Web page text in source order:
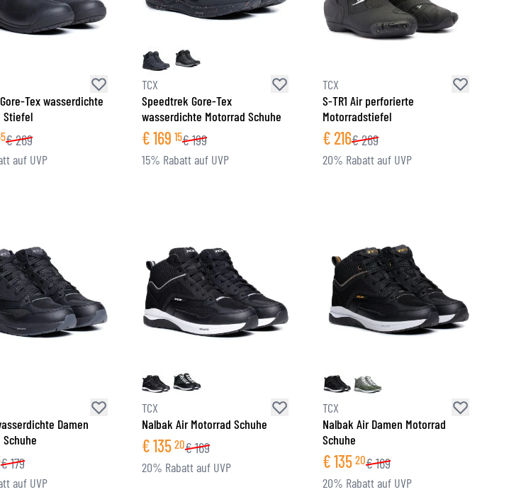
BRILLE
TASCHEN
SCHUHWAREN
Tex wasserdichte
Stiefel
€269
auf UVP
TCX
Speedtrek Gore-Tex
wasserdichte Motorrad Schuhe
€169 15€199
15% Rabatt auf UVP
TCX
S-TR1 Air perforierte
Motorradstiefel
€216€269
20% Rabatt auf UVP
Damen
€179
auf UVP
TCX
Nalbak Air Motorrad Schuhe
€135 20€169
20% Rabatt auf UVP
TCX
Nalbak Air Damen Motorrad
Schuhe
€135 20€169
20% Rabatt auf UVP